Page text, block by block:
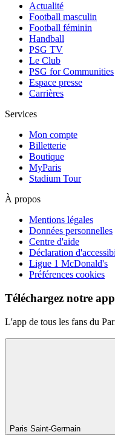
Actualité
Football masculin
Football féminin
Handball
PSG TV
Le Club
PSG for Communities
Espace presse
Carrières
Services
Mon compte
Billetterie
Boutique
MyParis
Stadium Tour
À propos
Mentions légales
Données personnelles
Centre d'aide
Déclaration
Ligue 1 McDonald's
Préférences cookies
Téléchargez notre app
L'app de tous les fans du
Paris Saint-Germain